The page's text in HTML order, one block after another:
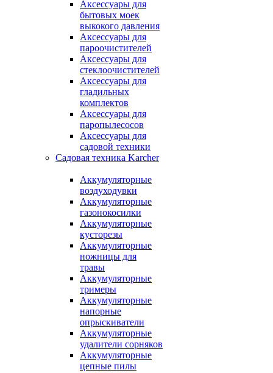
Аксессуары для
бытовых моек
выкокого давления
Аксессуары для
пароочистителей
Аксессуары для
стеклоочистителей
Аксессуары для
гладильных
комплектов
Аксессуары для
паропылесосов
Аксессуары для
садовой техники
Садовая техника Karcher
Аккумуляторные
воздуходувки
Аккумуляторные
газонокосилки
Аккумуляторные
кусторезы
Аккумуляторные
ножницы для
травы
Аккумуляторные
тримеры
Аккумуляторные
напорные
опрыскиватели
Аккумуляторные
удалители сорняков
Аккумуляторные
цепные пилы